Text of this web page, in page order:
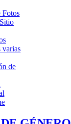
Fotos
varias
de